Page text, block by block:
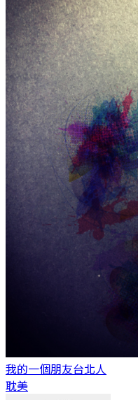
我的一個朋友台北人
耽美